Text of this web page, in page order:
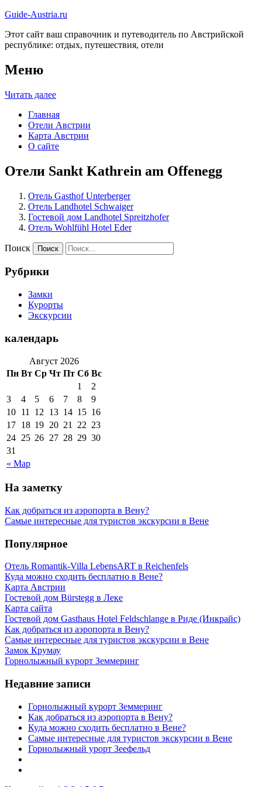
Guide-Austria.ru
Этот сайт ваш справочник и путеводитель по Австрийской
республике: отдых, путешествия, отели
Меню
Читать далее
Главная
Отели Австрии
Карта Австрии
О сайте
Отели Sankt Kathrein am Offenegg
Отель Gasthof Unterberger
Отель Landhotel Schwaiger
Гостевой дом Landhotel Spreitzhofer
Отель Wohlfühl Hotel Eder
Поиск
Рубрики
Замки
Курорты
Экскурсии
календарь
Август 2026
Пн Вт Ср Чт Пт Сб Вс
« Мар
1
2
3
4 5 6 7 8
9
10 11 12 13 14 15 16
17 18 19 20 21 22 23
24 25 26 27 28 29 30
31
На заметку
Как добраться из аэропорта в Вену?
Самые интересные для туристов экскурсии в Вене
Популярное
Отель Romantik-Villa LebensART в Reichenfels
Куда можно сходить бесплатно в Вене?
Карта Австрии
Гостевой дом Bürstegg в Леке
Карта сайта
Гостевой дом Gasthaus Hotel Feldschlange в Риде (Инкрайс)
Как добраться из аэропорта в Вену?
Самые интересные для туристов экскурсии в Вене
Замок Крумау
Горнолыжный курорт Земмеринг
Недавние записи
Горнолыжный курорт Земмеринг
Как добраться из аэропорта в Вену?
Куда можно сходить бесплатно в Вене?
Самые интересные для туристов экскурсии в Вене
Горнолыжный урорт Зеефельд